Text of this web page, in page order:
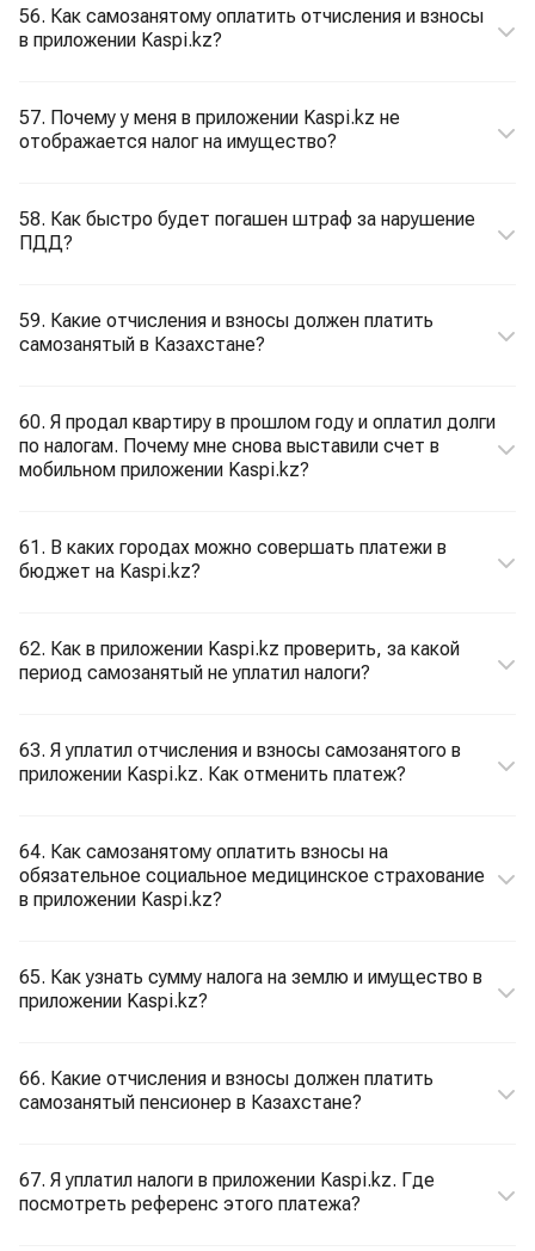
56. Как самозанятому оплатить отчисления и взносы
в приложении Kaspi.kz?
57. Почему у меня в приложении Kaspi.kz не
отображается налог на имущество?
58. Как быстро будет погашен штраф за нарушение
ПДД?
59. Какие отчисления и взносы должен платить
самозанятый в Казахстане?
60. Я продал квартиру в прошлом году и оплатил долги
по налогам. Почему мне снова выставили счет в
мобильном приложении Kaspi.kz?
61. В каких городах можно совершать платежи в
бюджет на Kaspi.kz?
62. Как в приложении Kaspi.kz проверить, за какой
период самозанятый не уплатил налоги?
63. Я уплатил отчисления и взносы самозанятого в
приложении Kaspi.kz. Как отменить платеж?
64. Как самозанятому оплатить взносы на
обязательное социальное медицинское страхование
в приложении Kaspi.kz?
65. Как узнать сумму налога на землю и имущество в
приложении Kaspi.kz?
66. Какие отчисления и взносы должен платить
самозанятый пенсионер в Казахстане?
67. Я уплатил налоги в приложении Kaspi.kz. Где
посмотреть референс этого платежа?